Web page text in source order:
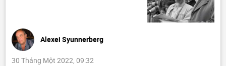
Alexei Syunnerberg
30 Tháng Một 2022, 09:32